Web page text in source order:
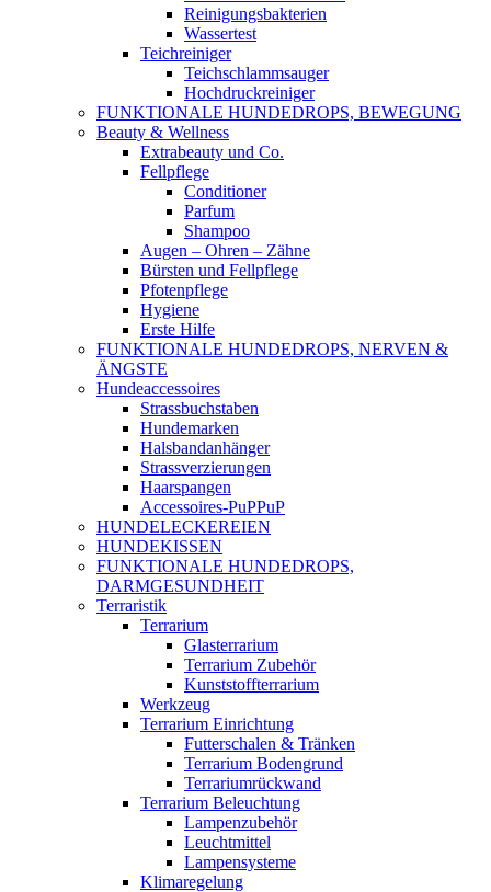
Reinigungsbakterien
Wassertest
Teichreiniger
Teichschlammsauger
Hochdruckreiniger
FUNKTIONALE HUNDEDROPS, BEWEGUNG
Beauty & Wellness
Extrabeauty und Co.
Fellpflege
Conditioner
Parfum
Shampoo
Augen – Ohren – Zähne
Bürsten und Fellpflege
Pfotenpflege
Hygiene
Erste Hilfe
FUNKTIONALE HUNDEDROPS, NERVEN &
ÄNGSTE
Hundeaccessoires
Strassbuchstaben
Hundemarken
Halsbandanhänger
Strassverzierungen
Haarspangen
Accessoires-PuPPuP
HUNDELECKEREIEN
HUNDEKISSEN
FUNKTIONALE HUNDEDROPS,
DARMGESUNDHEIT
Terraristik
Terrarium
Glasterrarium
Terrarium Zubehör
Kunststoffterrarium
Werkzeug
Terrarium Einrichtung
Futterschalen & Tränken
Terrarium Bodengrund
Terrariumrückwand
Terrarium Beleuchtung
Lampenzubehör
Leuchtmittel
Lampensysteme
Klimaregelung